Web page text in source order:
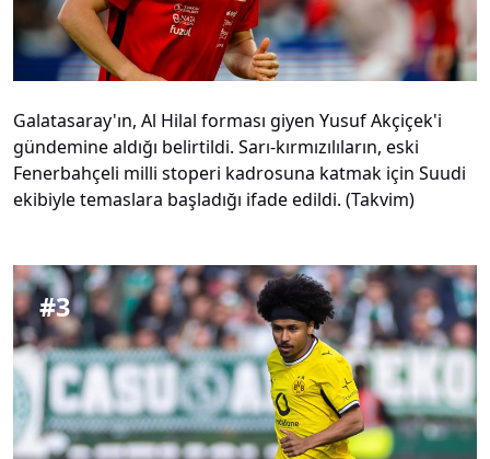
Galatasaray'ın, Al Hilal forması giyen Yusuf Akçiçek'i
gündemine aldığı belirtildi. Sarı-kırmızılıların, eski
Fenerbahçeli milli stoperi kadrosuna katmak için Suudi
ekibiyle temaslara başladığı ifade edildi. (Takvim)
#3